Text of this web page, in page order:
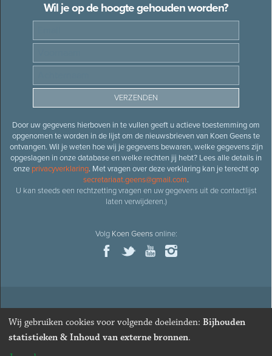
Wil je op de hoogte gehouden worden?
Door uw gegevens hierboven in te vullen geeft u actieve toestemming om
opgenomen te worden in de lijst om de nieuwsbrieven van Koen Geens te
ontvangen. Wil je weten hoe wij je gegevens bewaren, welke gegevens zijn
opgeslagen in onze database en welke rechten jij hebt? Lees alle details in
onze privacyverklaring. Met vragen over deze verklaring kan je terecht op
secretariaat.geens@gmail.com.
U kan steeds een rechtzetting vragen en uw gegevens uit de contactlijst
laten verwijderen.)
Volg Koen Geensonline:
© 2026Oud-minister en ere-volksvertegenwoordiger Koen
· Alle rechten voorbehouden · Cookies wijzigen
Webdesign&website ontwikkelingdoor Zenjoy in Leuven
Wij gebruiken cookies voor volgende doeleinden: Bijhouden
statistieken & Inhoud van externe bronnen.